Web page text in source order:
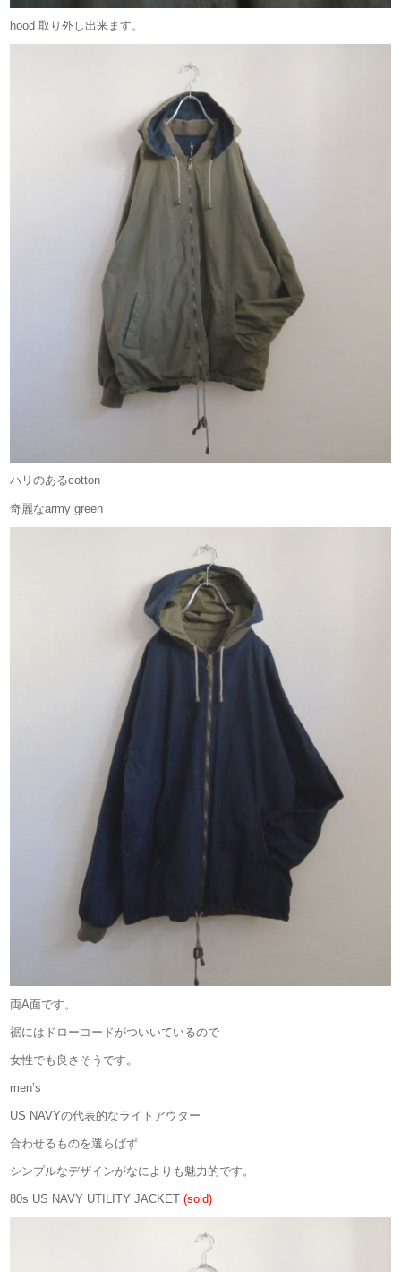
hood 取り外し出来ます。
ハリのあるcotton
奇麗なarmy green
両A面です。
裾にはドローコードがついいているので
女性でも良さそうです。
men’s
US NAVYの代表的なライトアウター
合わせるものを選らばず
シンプルなデザインがなによりも魅力的です。
80s US NAVY UTILITY JACKET(sold)